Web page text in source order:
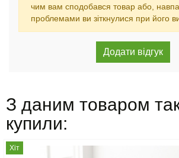
чим вам сподобався товар або,
проблемами ви зіткнулися при його
З даним товаром
купили:
Хіт